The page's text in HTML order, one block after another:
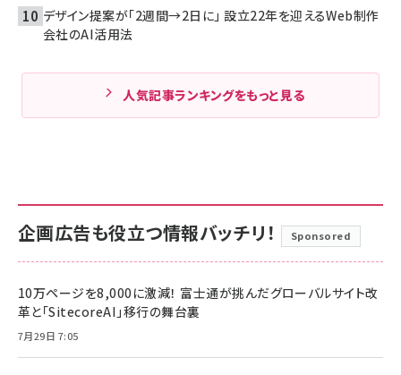
デザイン提案が「2週間→2日に」 設立22年を迎えるWeb制作
会社のAI活用法
人気記事ランキングをもっと見る
企画広告も役立つ情報バッチリ！ Sponsored
10万ページを8,000に激減！ 富士通が挑んだグローバルサイト改
革と「SitecoreAI」移行の舞台裏
7月29日 7:05